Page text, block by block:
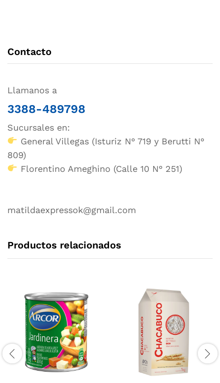
Contacto
Llamanos a
3388-489798
Sucursales en:
General Villegas (Isturiz N° 719 y Berutti N°
809)
Florentino Ameghino (Calle 10 N° 251)
matildaexpressok@gmail.com
Productos relacionados